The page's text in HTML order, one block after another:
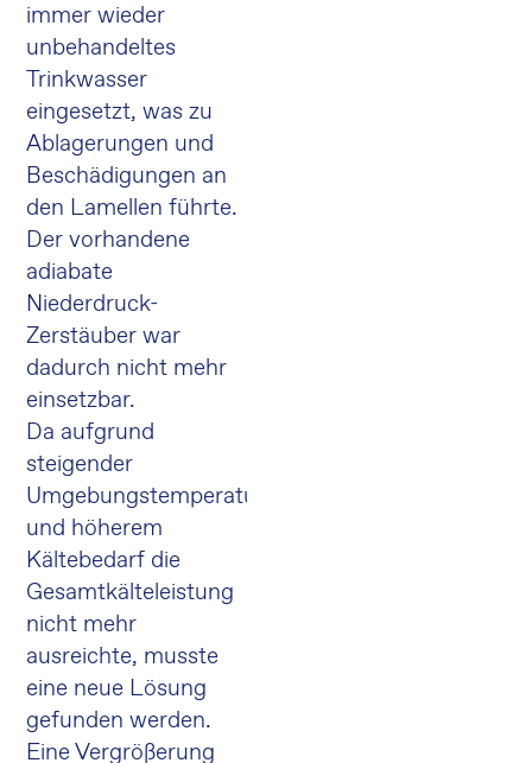
immer wieder
unbehandeltes
Trinkwasser
eingesetzt, was zu
Ablagerungen und
Beschädigungen an
den Lamellen führte.
Der vorhandene
adiabate
Niederdruck-
Zerstäuber war
dadurch nicht mehr
einsetzbar.
Da aufgrund
steigender
Umgebungstemperaturen
und höherem
Kältebedarf die
Gesamtkälteleistung
nicht mehr
ausreichte, musste
eine neue Lösung
gefunden werden.
Eine Vergrößerung